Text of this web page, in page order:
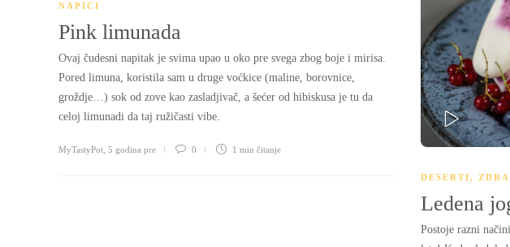
NAPICI
Pink limunada
Ovaj čudesni napitak je svima upao u oko pre svega zbog boje i mirisa.
Pored limuna, koristila sam u druge voćkice (maline, borovnice,
groždje…) sok od zove kao zasladjivač, a šećer od hibiskusa je tu da
celoj limunadi da taj ružičasti vibe.
MyTastyPot 5 godina pre 0 1 min čitanje
PLAY
DESERTI,
Ledena
Postoje razni